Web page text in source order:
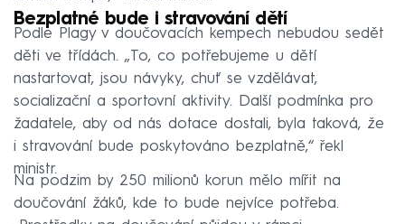
Bezplatné bude i stravování dětí
Podle Plagy v doučovacích kempech nebudou sedět
děti ve třídách. „To, co potřebujeme u dětí
nastartovat, jsou návyky, chuť se vzdělávat,
socializační a sportovní aktivity. Další podmínka pro
žadatele, aby od nás dotace dostali, byla taková, že
i stravování bude poskytováno bezplatně,“ řekl
ministr.
Na podzim by 250 milionů korun mělo mířit na
doučování žáků, kde to bude nejvíce potřeba.